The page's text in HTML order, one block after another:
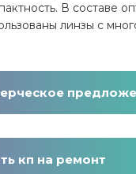
В составе
линзы с
кп на ремонт